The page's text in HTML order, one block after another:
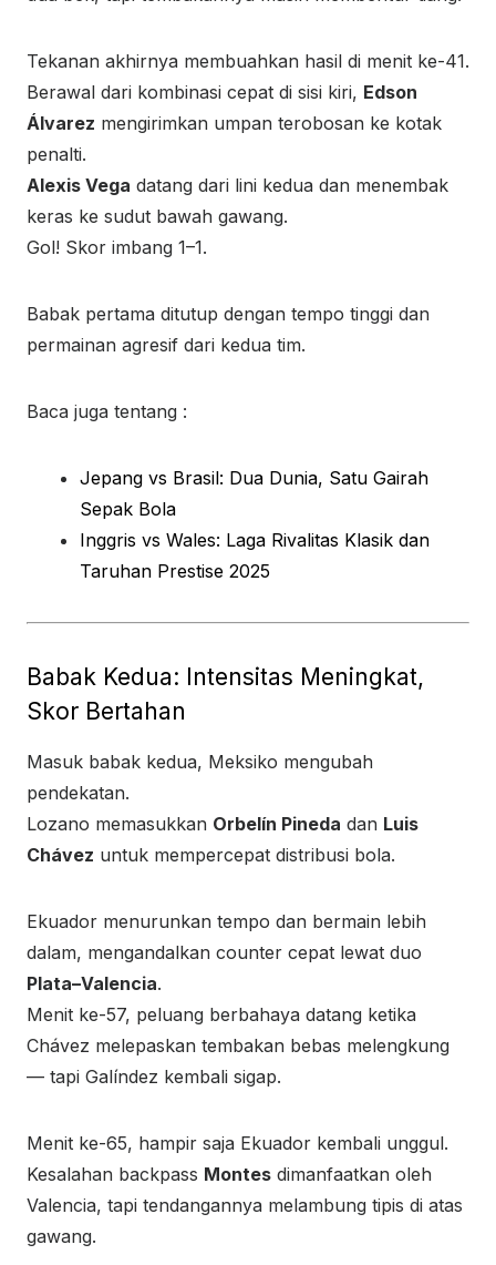
Tekanan akhirnya membuahkan hasil di menit ke-41.
Berawal dari kombinasi cepat di sisi kiri, Edson
Álvarez mengirimkan umpan terobosan ke kotak
penalti.
Alexis Vega datang dari lini kedua dan menembak
keras ke sudut bawah gawang.
Gol! Skor imbang 1–1.
Babak pertama ditutup dengan tempo tinggi dan
permainan agresif dari kedua tim.
Baca juga tentang :
Jepang vs Brasil: Dua Dunia, Satu Gairah
Sepak Bola
Inggris vs Wales: Laga Rivalitas Klasik dan
Taruhan Prestise 2025
Babak Kedua: Intensitas Meningkat,
Skor Bertahan
Masuk babak kedua, Meksiko mengubah
pendekatan.
Lozano memasukkan Orbelín Pineda dan Luis
Chávez untuk mempercepat distribusi bola.
Ekuador menurunkan tempo dan bermain lebih
dalam, mengandalkan counter cepat lewat duo
Plata–Valencia.
Menit ke-57, peluang berbahaya datang ketika
Chávez melepaskan tembakan bebas melengkung
— tapi Galíndez kembali sigap.
Menit ke-65, hampir saja Ekuador kembali unggul.
Kesalahan backpass Montes dimanfaatkan oleh
Valencia, tapi tendangannya melambung tipis di atas
gawang.